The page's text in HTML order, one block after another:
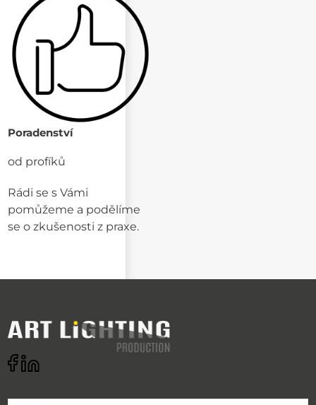
Poradenství
od profíků
Rádi se s Vámi
pomůžeme a podělíme
se o zkušenosti z praxe.